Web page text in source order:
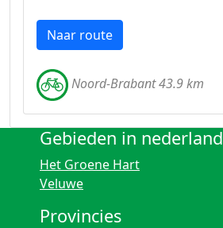
Naar route
Noord-Brabant 43.9 km
Gebieden in nederland
Het Groene Hart
Veluwe
Provincies